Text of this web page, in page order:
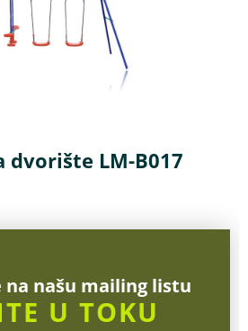
dvorište LM-B017
na našu mailing listu
U TOKU